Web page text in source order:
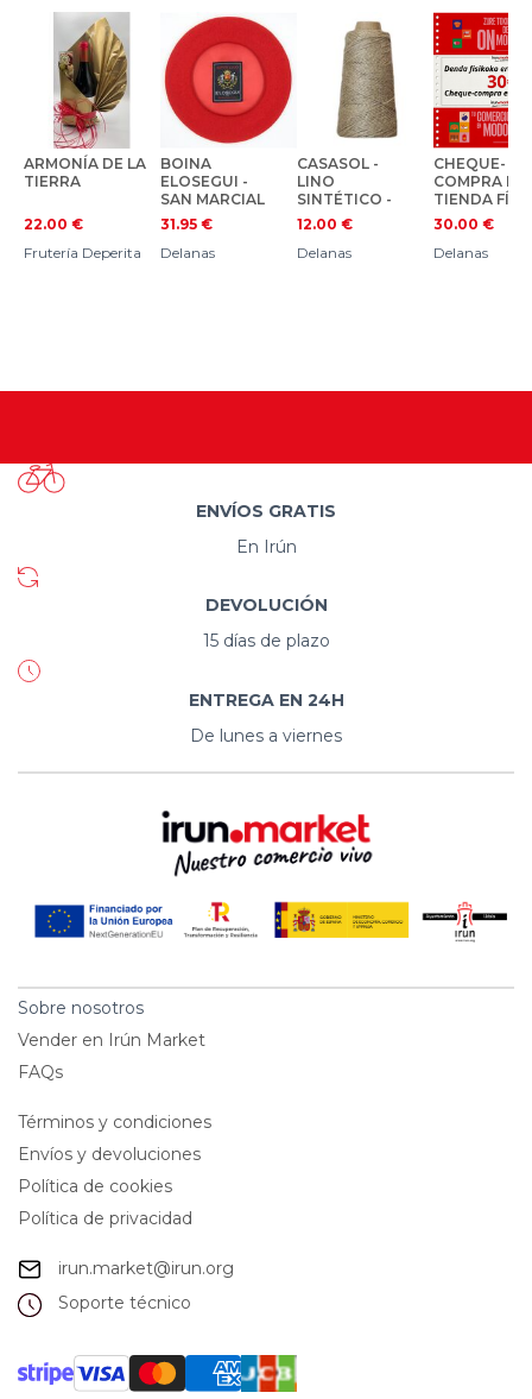
ARMONÍA DE LA
TIERRA
22.00 €
Frutería Deperita
BOINA
ELOSEGUI -
SAN MARCIAL
31.95 €
Delanas
CASASOL -
LINO
SINTÉTICO -
COLOR
NATURAL
12.00 €
Delanas
CHEQUE-
COMPRA EN
TIENDA
30.00 €
Delanas
ENVÍOS GRATIS
En Irún
DEVOLUCIÓN
15 días de plazo
ENTREGA EN 24H
De lunes a viernes
Sobre nosotros
Vender en Irún Market
FAQs
Términos y condiciones
Envíos y devoluciones
Política de cookies
Política de privacidad
irun.market@irun.org
Soporte técnico